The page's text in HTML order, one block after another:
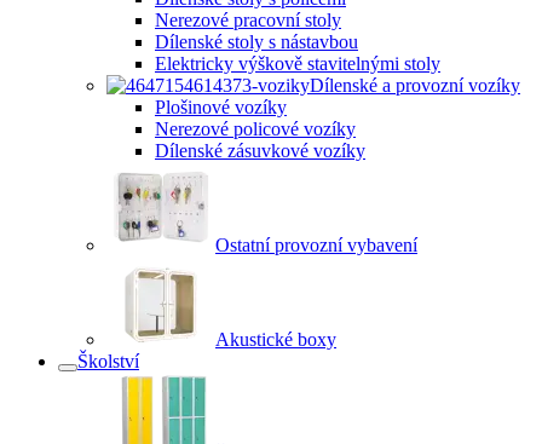
Nerezové pracovní stoly
Dílenské stoly s nástavbou
Elektricky výškově stavitelnými stoly
Dílenské a provozní vozíky
Plošinové vozíky
Nerezové policové vozíky
Dílenské zásuvkové vozíky
Ostatní provozní vybavení
Akustické boxy
Školství